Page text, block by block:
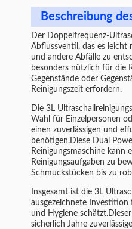
Beschreibung
Der Doppelfrequenz-
Abflussventil, das es leicht
und andere Abfälle zu
besonders nützlich für die
Gegenstände oder
Reinigungszeit erfordern.
Die 3L
Wahl für Einzelpersonen
einen zuverlässigen und
benötigen.Diese Dual
Reinigungsmaschine kann
Reinigungsaufgaben zu
Schmuckstücken bis zu
Insgesamt ist die 3L
ausgezeichnete Investition
und Hygiene
sicherlich Jahre